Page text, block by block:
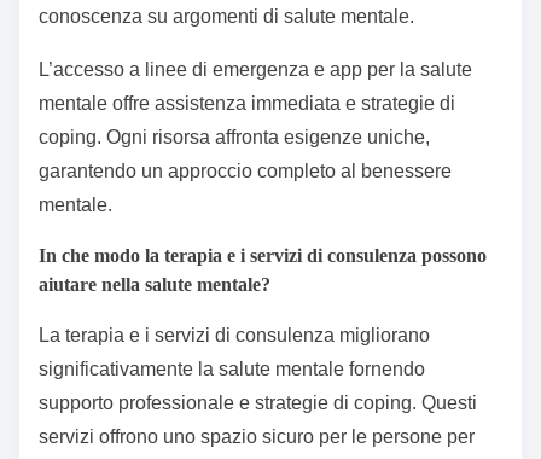
conoscenza su argomenti di salute mentale.
L’accesso a linee di emergenza e app per la salute
mentale offre assistenza immediata e strategie di
coping. Ogni risorsa affronta esigenze uniche,
garantendo un approccio completo al benessere
mentale.
In che modo la terapia e i servizi di consulenza possono
aiutare nella salute mentale?
La terapia e i servizi di consulenza migliorano
significativamente la salute mentale fornendo
supporto professionale e strategie di coping. Questi
servizi offrono uno spazio sicuro per le persone per